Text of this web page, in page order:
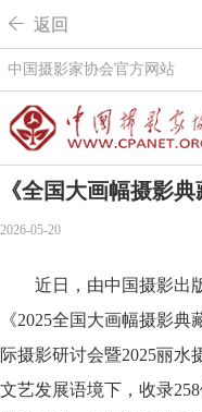
 返回
中国摄影家协会官方网站
《全国大画幅摄影
2026-05-20
近日，由中国摄影出
《2025全国大画幅摄影
际摄影研讨会暨2025丽
文艺发展语境下，收录